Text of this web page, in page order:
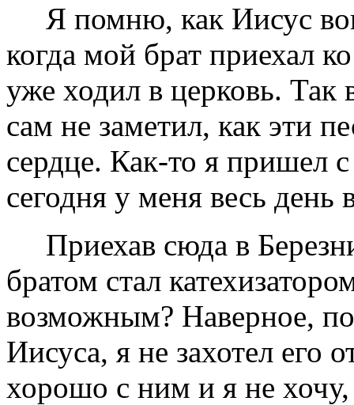
Я помню, как Иисус
когда мой брат приехал
уже ходил в церковь. Так
сам не заметил, как эти
сердце. Как-то я пришел
сегодня у меня весь день
Приехав сюда в
братом стал
возможным? Наверное,
Иисуса, я не захотел его
хорошо с ним и я не